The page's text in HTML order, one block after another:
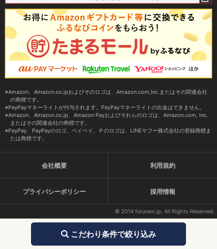
こだわり条件で絞り込み
Amazon、Amazon.co.jpおよびそのロゴは、Amazon.com,Inc.またはその関連会社
の商標です。
PayPayマネーライトが付与されます。PayPayマネーライトの出金はできません。
Amazon、Amazon.co.jp、Amazon Payおよびそれらのロゴは、Amazon.com, Inc.
またはその関連会社の商標です。
PayPay、PayPayのロゴ、ペイペイ、Ｐのロゴは、LINEヤフー株式会社の登録商標ま
たは商標です。
会社概要 利用規約
プライバシーポリシー 採用情報
© 2014 furunavi.jp, All Rights Reserved.